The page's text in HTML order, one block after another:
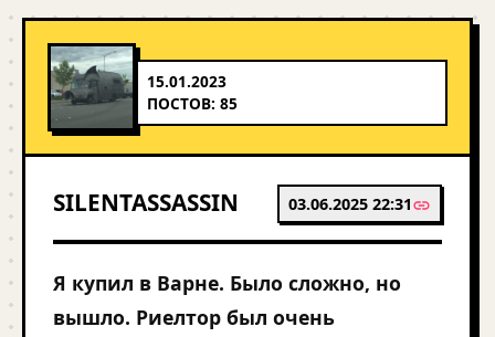
15.01.2023
ПОСТОВ: 85
SILENTASSASSIN 03.06.2025 22:31
Я купил в Варне. Было сложно, но
вышло. Риелтор был очень